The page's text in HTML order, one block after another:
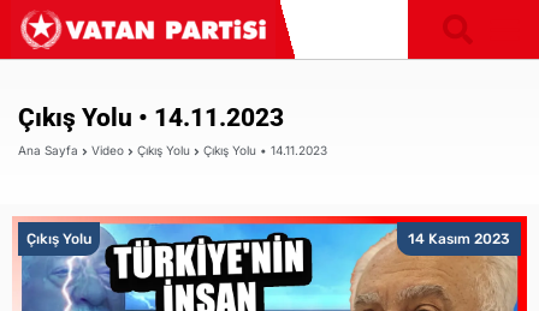
Çıkış Yolu • 14.11.2023
Ana Sayfa Video Çıkış Yolu Çıkış Yolu • 14.11.2023
14 Kasım 2023
Çıkış Yolu